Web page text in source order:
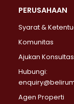
Properti Dijual di
Properti Dijual
Properti Dijual di
Properti Dijual di
Properti Dijual di
Properti Dijual di
PERUSAHAAN
Syarat &
Komunitas
Ajukan
Hubungi:
Agen Properti